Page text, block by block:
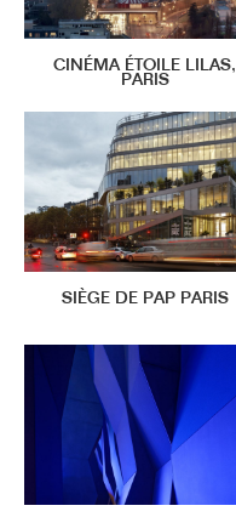
CINÉMA ÉTOILE LILAS,
PARIS
SIÈGE DE PAP PARIS